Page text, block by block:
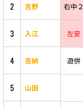
2 吉野 右中２
3 入江 左安
4 吉納 遊併
5 山田